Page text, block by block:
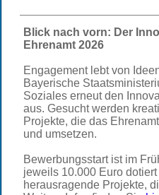
Blick nach vorn: Der
Ehrenamt 2026
Engagement lebt von
Bayerische
Soziales erneut den
aus. Gesucht werden
Projekte, die das
und umsetzen.
Bewerbungsstart ist im
jeweils 10.000 Euro
herausragende Projekte,